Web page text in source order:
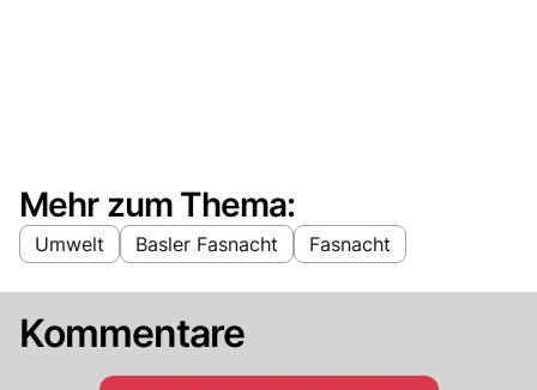
Mehr zum Thema:
Umwelt Basler Fasnacht Fasnacht
Kommentare